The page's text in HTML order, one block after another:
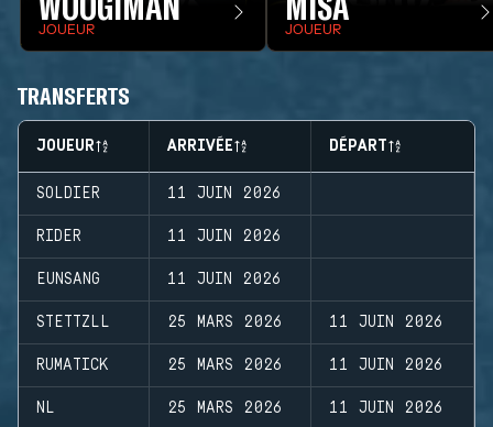
JOUEUR JOUEUR
TRANSFERTS
JOUEUR ARRIVÉE DÉPART
SOLDIER 11 JUIN 2026
RIDER 11 JUIN 2026
EUNSANG 11 JUIN 2026
STETTZLL 25 MARS 2026 11 JUIN 2026
RUMATICK 25 MARS 2026 11 JUIN 2026
NL 25 MARS 2026 11 JUIN 2026